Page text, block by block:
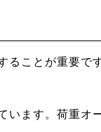
ることが重要で
います。荷重オ